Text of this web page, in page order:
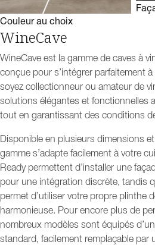
Couleur au choix
WineCave
WineCave est la gamme de caves à
conçue pour s’intégrer parfaitement
soyez collectionneur ou amateur de
solutions élégantes et fonctionnelles
tout en garantissant des conditions
Disponible en plusieurs dimensions
gamme s’adapte facilement à votre
Ready permettent d’installer une
pour une intégration discrète, tandis
permet d’utiliser votre propre plinthe
harmonieuse. Pour encore plus de
nombreux modèles sont équipés
standard, facilement remplaçable par